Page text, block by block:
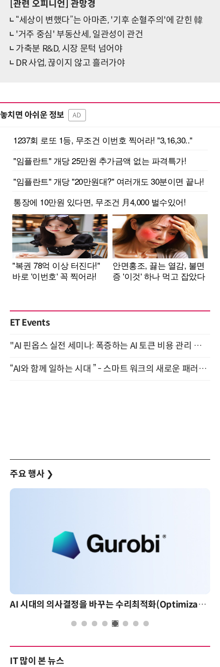
[관련 오피니언] 관망경
“세상이 변했다”는 아마존, '기후 순혈주의'에 갇힌 韓
'거주 중심' 부동산세, 일관성이 관건
가축분 R&D, 시장 문턱 넘어야
DR 사업, 끊이지 않고 흘러가야
놓치면 아쉬운 정보 AD
ET Events
"AI 핀옵스 실전 세미나: 폭증하는 AI 토큰 비용 관리 전략" 8월 21일 개최
“AI와 함께 일하는 시대 ” - 스마트 워크의 새로운 패러다임 (9/11)
주요 행사 ❯
AI 시대의 의사결정을 바꾸는 수리최적화(Optimization): 실제 산업 적용 사례와 활용 전략
IT 많이 본 뉴스